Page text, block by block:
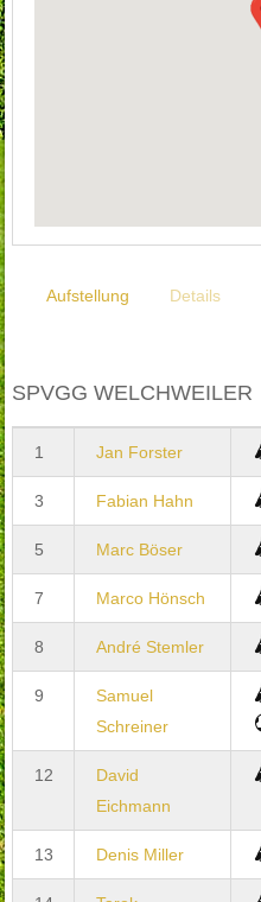
Aufstellung Details
SPVGG WELCHWEILER
1 Jan Forster
3 Fabian Hahn
5 Marc Böser
7 Marco Hönsch
8 André Stemler
9
Samuel
Schreiner
12
David
Eichmann
13 Denis Miller